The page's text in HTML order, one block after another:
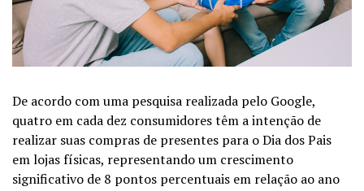
De acordo com uma pesquisa realizada pelo Google,
quatro em cada dez consumidores têm a intenção de
realizar suas compras de presentes para o Dia dos Pais
em lojas físicas, representando um crescimento
significativo de 8 pontos percentuais em relação ao ano